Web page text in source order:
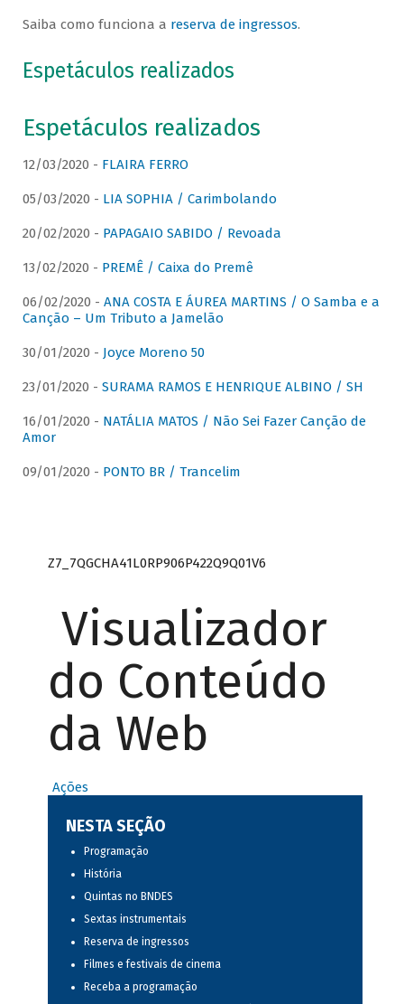
Saiba como funciona a reserva de ingressos.
Espetáculos realizados
Espetáculos realizados
12/03/2020 - FLAIRA FERRO
05/03/2020 - LIA SOPHIA / Carimbolando
20/02/2020 - PAPAGAIO SABIDO / Revoada
13/02/2020 - PREMÊ / Caixa do Premê
06/02/2020 - ANA COSTA E ÁUREA MARTINS / O Samba e a
Canção – Um Tributo a Jamelão
30/01/2020 - Joyce Moreno 50
23/01/2020 - SURAMA RAMOS E HENRIQUE ALBINO / SH
16/01/2020 - NATÁLIA MATOS / Não Sei Fazer Canção de
Amor
09/01/2020 - PONTO BR / Trancelim
Z7_7QGCHA41L0RP906P422Q9Q01V6
Visualizador
do Conteúdo
da Web
Ações
NESTA SEÇÃO
Programação
História
Quintas no BNDES
Sextas instrumentais
Reserva de ingressos
Filmes e festivais de cinema
Receba a programação